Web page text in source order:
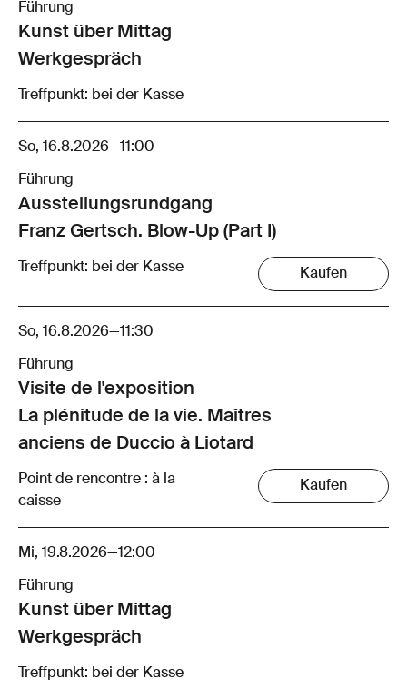
Führung
Kunst über Mittag
Werkgespräch
Treffpunkt: bei der Kasse
So, 16.8.2026—11:00
Führung
Ausstellungsrund­gang
Franz Gertsch. Blow-Up (Part I)
Treffpunkt: bei der Kasse Kaufen
So, 16.8.2026—11:30
Führung
Visite de l'exposition
La plénitude de la vie. Maîtres
anciens de Duccio à Liotard
Point de rencontre : à la
caisse
Kaufen
Mi, 19.8.2026—12:00
Führung
Kunst über Mittag
Werkgespräch
Treffpunkt: bei der Kasse